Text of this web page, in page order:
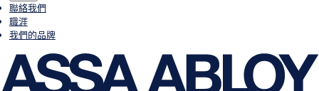
聯絡我們
職涯
我們的品牌